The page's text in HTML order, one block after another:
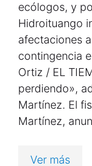
ecólogos, y
Hidroituango
afectaciones
contingencia
Ortiz / EL
perdiendo»,
Martínez. El
Martínez,
Ver más